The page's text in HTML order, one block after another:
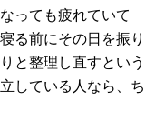
っても疲れていて
る前にその日を振り
と整理し直すという
している人なら、ち